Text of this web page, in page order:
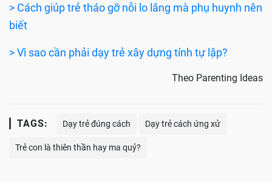
> Cách giúp trẻ tháo gỡ nỗi lo lắng mà phụ huynh nên
biết
> Vì sao cần phải dạy trẻ xây dựng tính tự lập?
Theo Parenting Ideas
TAGS: Dạy trẻ đúng cách Dạy trẻ cách ứng xử
Trẻ con là thiên thần hay ma quỷ?